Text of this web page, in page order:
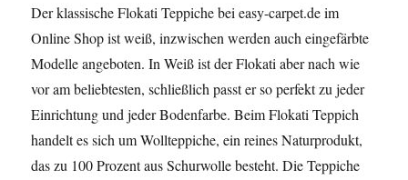
Der klassische Flokati Teppiche bei easy-carpet.de im
Online Shop ist weiß, inzwischen werden auch eingefärbte
Modelle angeboten. In Weiß ist der Flokati aber nach wie
vor am beliebtesten, schließlich passt er so perfekt zu jeder
Einrichtung und jeder Bodenfarbe. Beim Flokati Teppich
handelt es sich um Wollteppiche, ein reines Naturprodukt,
das zu 100 Prozent aus Schurwolle besteht. Die Teppiche